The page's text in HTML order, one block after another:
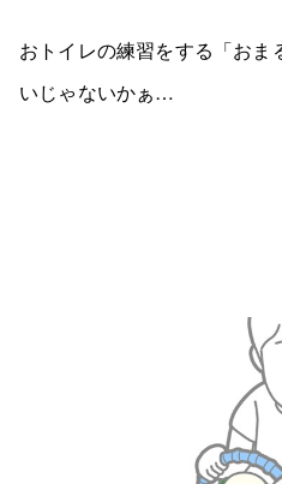
おトイレの練習をする「おま
いじゃないかぁ…